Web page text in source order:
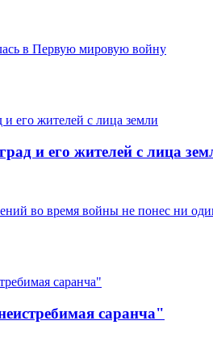
в Первую мировую войну
и его жителей с лица
во время войны не понес ни
саранча"